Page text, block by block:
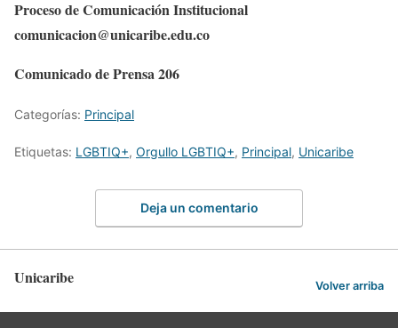
Proceso de Comunicación Institucional
comunicacion@unicaribe.edu.co
Comunicado de Prensa 206
Categorías: Principal
Etiquetas: LGBTIQ+, Orgullo LGBTIQ+, Principal, Unicaribe
Deja un comentario
Unicaribe Volver arriba